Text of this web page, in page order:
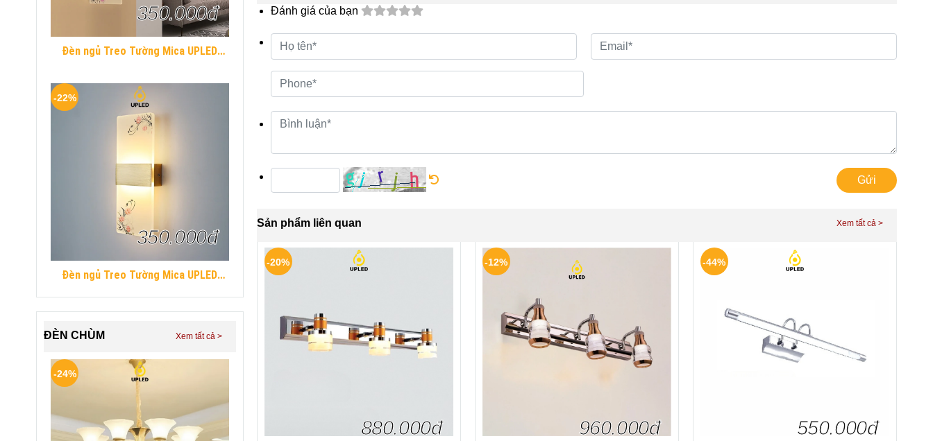
Đánh giá của bạn
Gửi
Sản phẩm liên quan
880.000đ
-20%
960.000đ
-12%
550.000đ
-44%
Đèn ngủ Treo Tường Mica UPLED
Hiện Đại
350.000đ
Đèn ngủ Treo Tường Mica UPLED
350.000đ
-22%
ĐÈN CHÙM
-24%